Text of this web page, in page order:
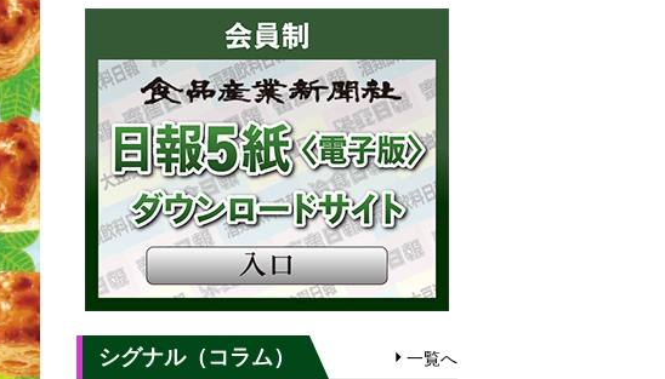
シグナル（コラム） 一覧へ